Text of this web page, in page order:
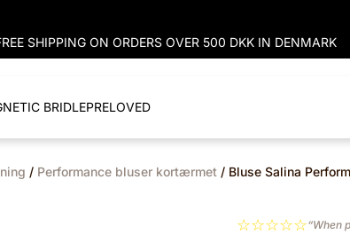
SHIPPING ON ORDERS OVER 500 DKK IN DENMARK
BRIDLEPRELOVED
/ Performance bluser kortærmet / Bluse Salina
☆☆☆☆☆“When